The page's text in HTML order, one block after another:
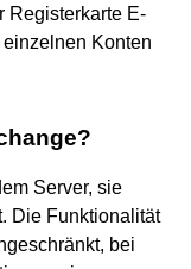
Registerkarte E-
Konten
Server, sie
Die Funktionalität
bei